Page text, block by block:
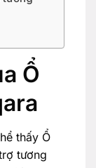
Ổ
thấy Ổ
tương